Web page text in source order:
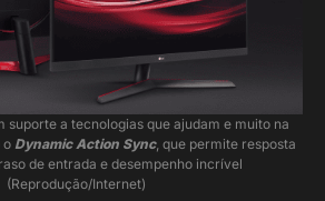
suporte a tecnologias que ajudam e muito na
o Dynamic Action Sync, que permite resposta
de entrada e desempenho incrível
(Reprodução/Internet)